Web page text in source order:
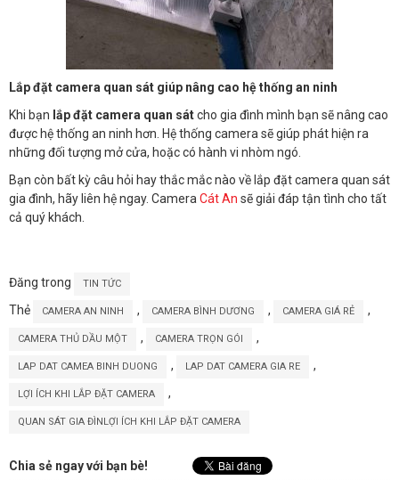
Lắp đặt camera quan sát giúp nâng cao hệ thống an ninh
Khi bạn lắp đặt camera quan sátcho gia đình mình bạn sẽ nâng cao
được hệ thống an ninh hơn. Hệ thống camera sẽ giúp phát hiện ra
những đối tượng mở cửa, hoặc có hành vi nhòm ngó.
Bạn còn bất kỳ câu hỏi hay thắc mắc nào về lắp đặt camera quan sát
gia đình, hãy liên hệ ngay. Camera Cát An sẽ giải đáp tận tình cho tất
cả quý khách.
Đăng trong TIN TỨC
Thẻ CAMERA AN NINH , CAMERA BÌNH DƯƠNG , CAMERA GIÁ RẺ ,
CAMERA THỦ DẦU MỘT , CAMERA TRỌN GÓI ,
LAP DAT CAMEA BINH DUONG , LAP DAT CAMERA GIA RE ,
LỢI ÍCH KHI LẮP ĐẶT CAMERA ,
QUAN SÁT GIA ĐÌNLỢI ÍCH KHI LẮP ĐẶT CAMERA
Chia sẻ ngay với bạn bè!